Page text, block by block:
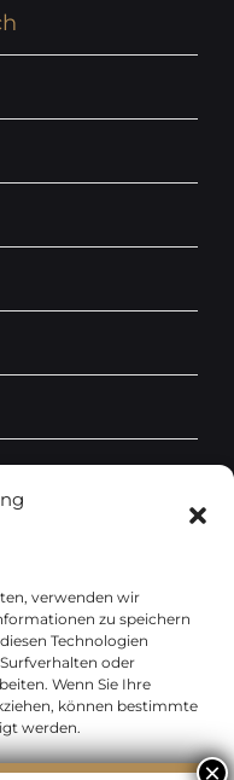
verwenden wir
zu speichern
Technologien
oder
Wenn Sie Ihre
können bestimmte
werden.